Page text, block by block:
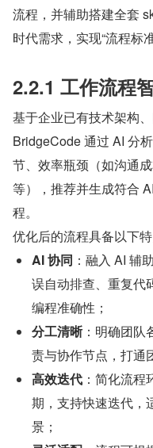
流程，并辅助搭建全套
时代需求，实现“流程标
2.2.1 工作流程
基于企业已有技术架构
BridgeCode 通过 AI 分
节、效率瓶颈（如沟通
等），推荐并生成符合
程。
优化后的流程具备以下特
AI 协同 ：融入 AI 辅
误自动排查、重复代
编程准确性；
分工清晰：明确团队
责与协作节点，打通
高效迭代 ：简化流
期，支持快速迭代，
景；